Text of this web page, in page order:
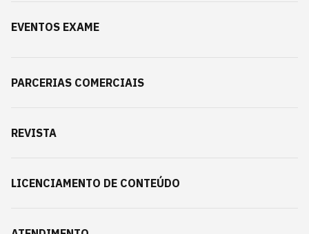
EVENTOS EXAME
PARCERIAS COMERCIAIS
REVISTA
LICENCIAMENTO DE CONTEÚDO